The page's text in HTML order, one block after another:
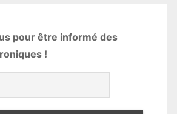
pour être informé des
!